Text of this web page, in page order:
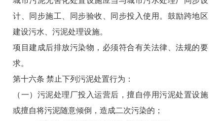
计、同步施工、同步验收、同步投入使用。鼓励跨地区
建设污水、污泥处理设施。
项目建成后排放污染物，必须符合有关法律、法规的要
求。
第十六条 禁止下列污泥处置行为：
（一）污泥处理厂投入运营后，擅自停用污泥处置设施
或擅自将污泥随意倾倒，造成二次污染的；